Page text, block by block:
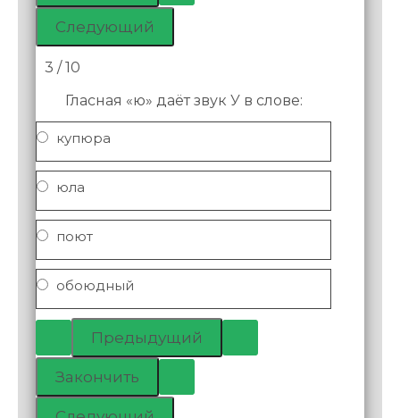
3 / 10
Гласная «ю» даёт звук У в слове:
купюра
юла
поют
обоюдный